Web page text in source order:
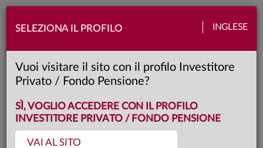
SELEZIONA IL PROFILO INGLESE
Vuoi visitare il sito con il profilo Investitore
Privato / Fondo Pensione?
SÌ, VOGLIO ACCEDERE CON IL PROFILO
INVESTITORE PRIVATO / FONDO PENSIONE
VAI AL SITO
Toggle
Anima Fondo Trading
Classe: A